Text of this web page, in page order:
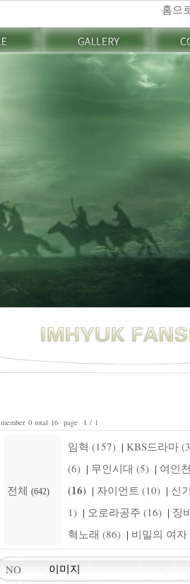
홈으
member 0 total 16 page 1 / 1
전체 (642)
임혁 (157) | KBS드라마
(6) | 무인시대 (5) | 여인
(16) | 자이언트 (10) | 신
1) | 오로라공주 (16) | 징
혁노래 (86) | 비밀의 여자
NO 이미지